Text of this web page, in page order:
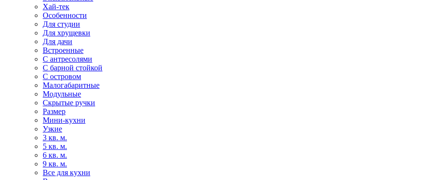
Хай-тек
Особенности
Для студии
Для хрущевки
Для дачи
Встроенные
С антресолями
С барной стойкой
С островом
Малогабаритные
Модульные
Скрытые ручки
Размер
Мини-кухни
Узкие
3 кв. м.
5 кв. м.
6 кв. м.
9 кв. м.
Все для кухни